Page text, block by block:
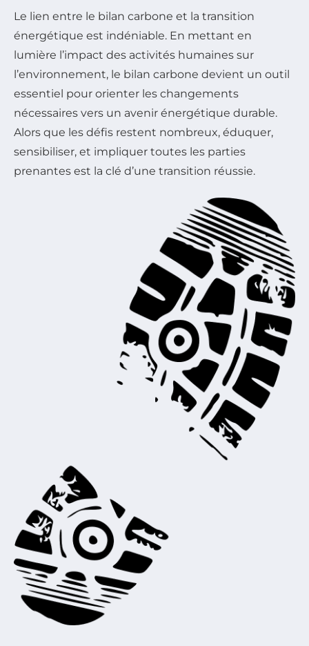
Le lien entre le bilan carbone et la transition
énergétique est indéniable. En mettant en
lumière l’impact des activités humaines sur
l’environnement, le bilan carbone devient un outil
essentiel pour orienter les changements
nécessaires vers un avenir énergétique durable.
Alors que les défis restent nombreux, éduquer,
sensibiliser, et impliquer toutes les parties
prenantes est la clé d’une transition réussie.